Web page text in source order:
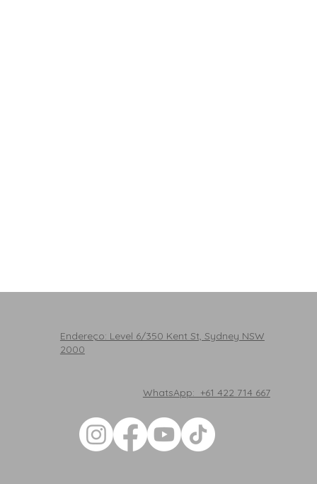
Endereço: Level 6/350 Kent St, Sydney NSW
2000
WhatsApp: +61 422 714 667